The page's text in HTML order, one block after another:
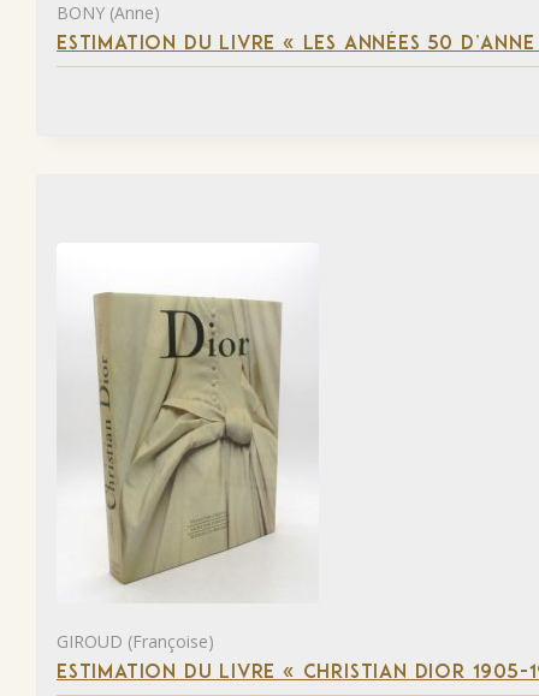
BONY (Anne)
ESTIMATION DU LIVRE « LES ANNÉES 50
GIROUD (Françoise)
ESTIMATION DU LIVRE « CHRISTIAN DIOR 1905-